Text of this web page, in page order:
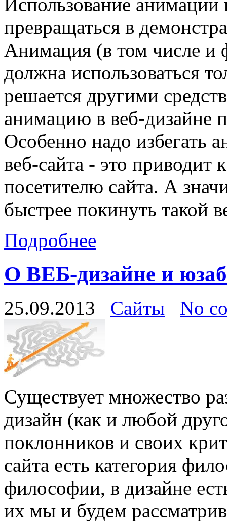
Использование
превращаться в
Анимация (в том числе и
должна использоваться
решается другими
анимацию в веб-дизайне
Особенно надо избегать
веб-сайта - это
посетителю сайта. А
быстрее покинуть такой
Подробнее
О ВЕБ-дизайне и
25.09.2013 Сайты No
Существует множество
дизайн (как и любой
поклонников и своих
сайта есть категория
философии, в дизайне
их мы и будем